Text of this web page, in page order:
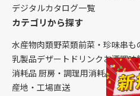
デジタルカタログ一覧
カテゴリから探す
水産物肉類野菜類前菜・珍味串も
乳製品デザート ドリンク お酒調味
消耗品 厨房・調理用消耗品 クレ
産地・工場直送